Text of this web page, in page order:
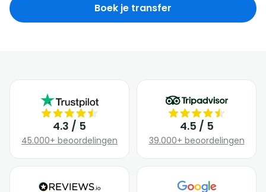
Boek je transfer
4.3 / 5
45.000+ beoordelingen
4.5 / 5
39.000+ beoordelingen